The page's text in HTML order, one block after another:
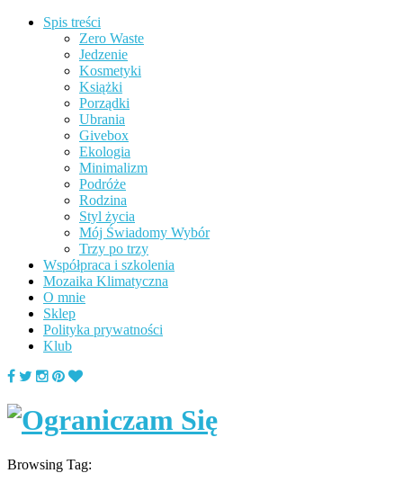
Spis treści
Zero Waste
Jedzenie
Kosmetyki
Książki
Porządki
Ubrania
Givebox
Ekologia
Minimalizm
Podróże
Rodzina
Styl życia
Mój Świadomy Wybór
Trzy po trzy
Współpraca i szkolenia
Mozaika Klimatyczna
O mnie
Sklep
Polityka prywatności
Klub
Browsing Tag: